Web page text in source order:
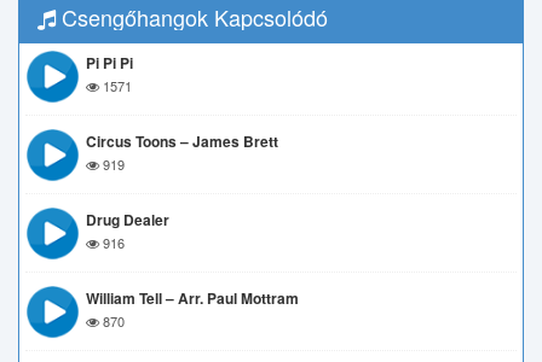
Csengőhangok Kapcsolódó
Pi Pi Pi
1571
Circus Toons – James Brett
919
Drug Dealer
916
William Tell – Arr. Paul Mottram
870